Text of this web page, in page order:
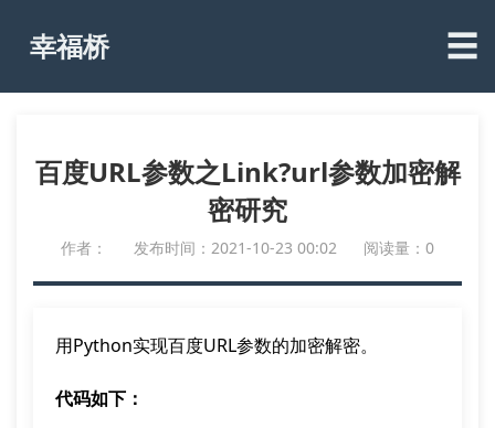
幸福桥 ☰
百度URL参数之Link?url参数加密解
密研究
作者： 发布时间：2021-10-23 00:02 阅读量：0
用Python实现百度URL参数的加密解密。
代码如下：